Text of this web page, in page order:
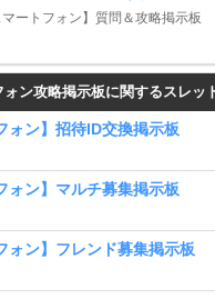
マートフォン】質問＆攻略掲示板
ン攻略掲示板に関するスレッ
ォン】招待ID交換掲示板
ォン】マルチ募集掲示板
ォン】フレンド募集掲示板